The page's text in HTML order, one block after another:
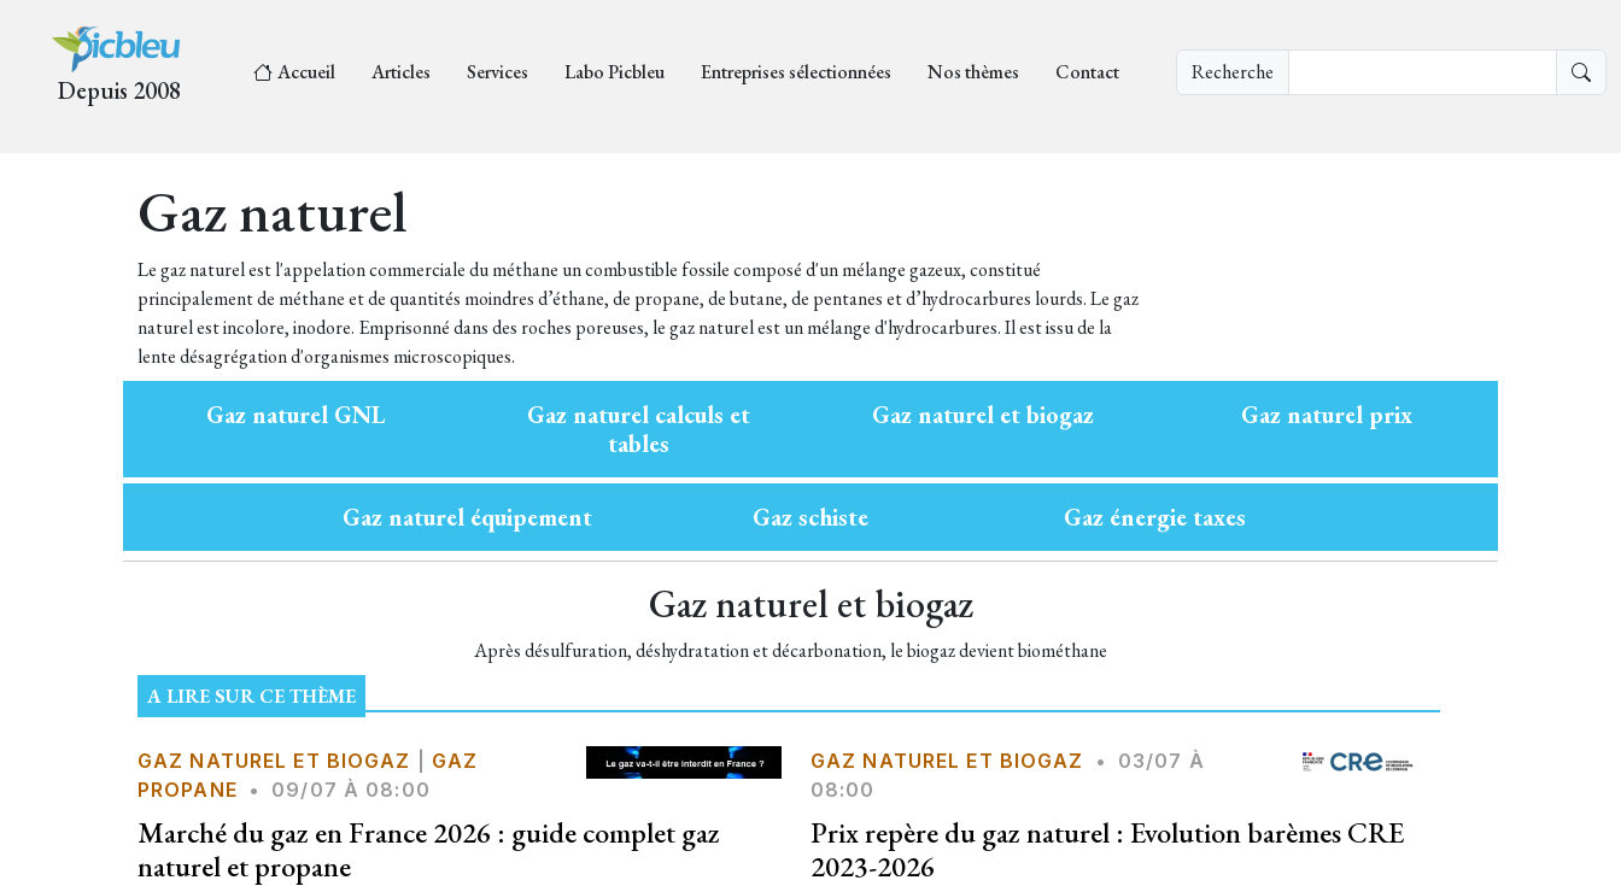
Depuis 2008
Accueil Articles Services Labo Picbleu Entreprises sélectionnées Nos thèmes Contact Recherche
Gaz naturel
Le gaz naturel est l'appelation commerciale du méthane un combustible fossile composé d'un mélange gazeux, constitué
principalement de méthane et de quantités moindres d’éthane, de propane, de butane, de pentanes et d’hydrocarbures lourds. Le gaz
naturel est incolore, inodore. Emprisonné dans des roches poreuses, le gaz naturel est un mélange d'hydrocarbures. Il est issu de la
lente désagrégation d'organismes microscopiques.
Gaz naturel GNL
Gaz naturel calculs et
tables
Gaz naturel et biogaz Gaz naturel prix
Gaz naturel équipement Gaz schiste Gaz énergie taxes
Gaz naturel et biogaz
Après désulfuration, déshydratation et décarbonation, le biogaz devient biométhane
A LIRE SUR CE THÈME
GAZ NATUREL ET BIOGAZ
GAZ
PROPANE • 09/07 À 08:00
Marché du gaz en France 2026 : guide complet gaz
naturel et propane
GAZ NATUREL ET BIOGAZ •
03/07 À
08:00
Prix repère du gaz naturel : Evolution barèmes CRE
2023-2026